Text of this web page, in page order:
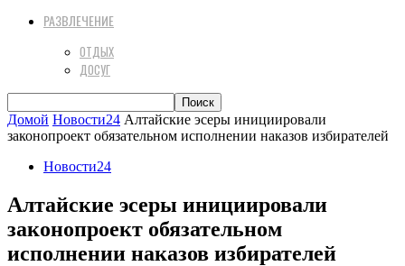
РАЗВЛЕЧЕНИЕ
ОТДЫХ
ДОСУГ
Домой Новости24 Алтайские эсеры инициировали
законопроект обязательном исполнении наказов избирателей
Новости24
Алтайские эсеры инициировали
законопроект обязательном
исполнении наказов избирателей